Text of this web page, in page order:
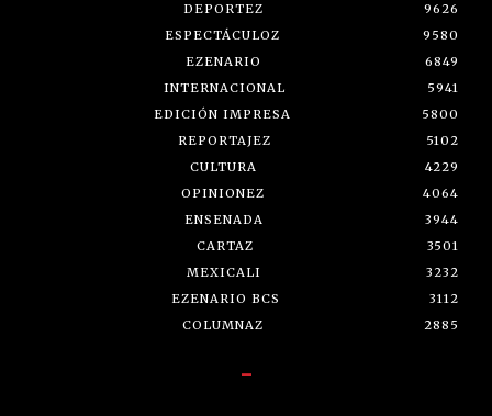
DEPORTEZ
9626
ESPECTÁCULOZ
9580
EZENARIO
6849
INTERNACIONAL
5941
EDICIÓN IMPRESA
5800
REPORTAJEZ
5102
CULTURA
4229
OPINIONEZ
4064
ENSENADA
3944
CARTAZ
3501
MEXICALI
3232
EZENARIO BCS
3112
COLUMNAZ
2885
-